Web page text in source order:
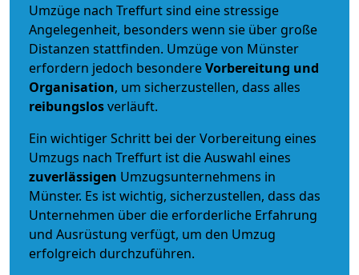
Umzüge nach Treffurt sind eine stressige
Angelegenheit, besonders wenn sie über große
Distanzen stattfinden. Umzüge von Münster
erfordern jedoch besondereVorbereitung und
Organisation, um sicherzustellen, dass alles
reibungslosverläuft.
Ein wichtiger Schritt bei der Vorbereitung eines
Umzugs nach Treffurt ist die Auswahl eines
zuverlässigen Umzugsunternehmens in
Münster. Es ist wichtig, sicherzustellen, dass das
Unternehmen über die erforderliche Erfahrung
und Ausrüstung verfügt, um den Umzug
erfolgreich durchzuführen.